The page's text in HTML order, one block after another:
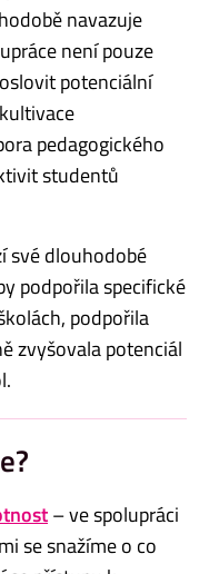
navazuje
není pouze
potenciální
pedagogického
studentů
své dlouhodobé
podpořila specifické
podpořila
zvyšovala potenciál
– ve spolupráci
se snažíme o co